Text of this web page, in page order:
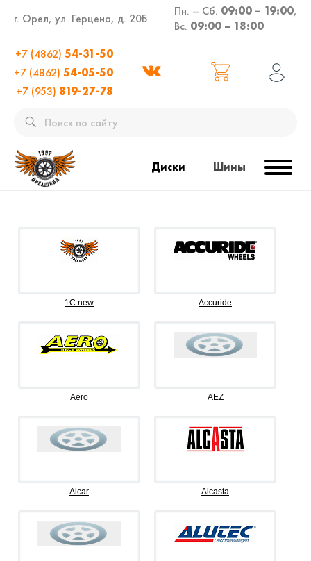
г. Орел, ул. Герцена, д. 20Б
Пн. – Сб. 09:00 – 19:00,
Вс. 09:00 – 18:00
+7 (4862) 54-31-50
+7 (4862) 54-05-50
+7 (953) 819-27-78
Диски Шины
1C new Accuride
Aero AEZ
Alcar Alcasta